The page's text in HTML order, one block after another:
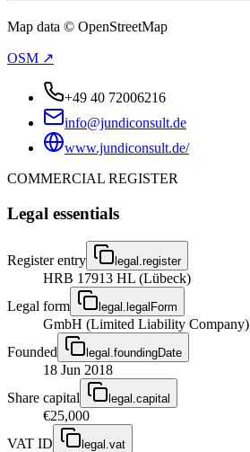
Map data © OpenStreetMap
OSM ↗
+49 40 72006216
info@jundiconsult.de
www.jundiconsult.de/
COMMERCIAL REGISTER
Legal essentials
Register entry legal.register
HRB 17913 HL (Lübeck)
Legal form
legal.legalForm
GmbH (Limited Liability Company)
Founded
legal.foundingDate
18 Jun 2018
Share capital
legal.capital
€25,000
VAT ID
legal.vat